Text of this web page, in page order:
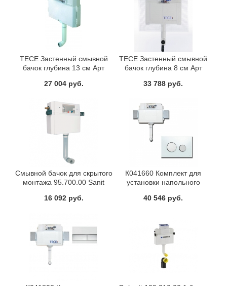
TECE Застенный смывной
бачок глубина 13 см Арт
27 004 руб.
TECE Застенный смывной
бачок глубина 8 см Арт
33 788 руб.
Смывной бачок для скрытого
монтажа 95.700.00 Sanit
16 092 руб.
К041660 Комплект для
установки напольного
9240660 TECElooр хром
40 546 руб.